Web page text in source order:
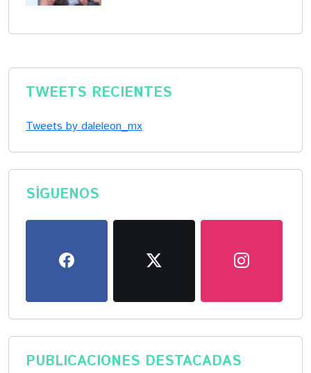
TWEETS RECIENTES
Tweets by daleleon_mx
SÍGUENOS
PUBLICACIONES DESTACADAS